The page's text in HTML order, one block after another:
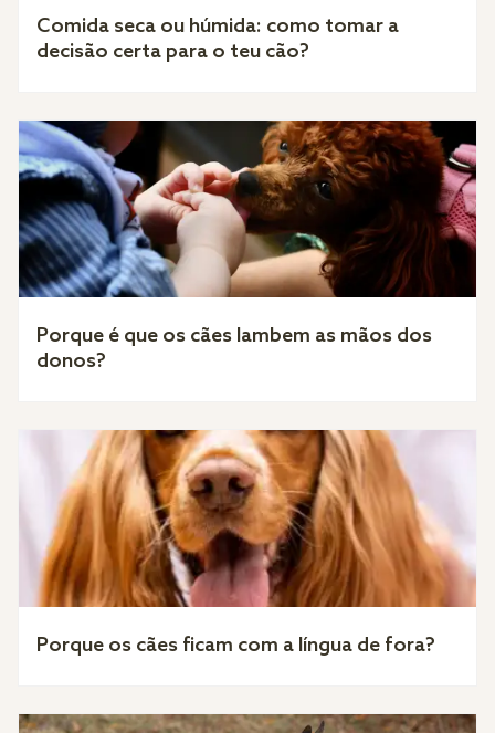
Comida seca ou húmida: como tomar a
decisão certa para o teu cão?
Porque é que os cães lambem as mãos dos
donos?
Porque os cães ficam com a língua de fora?